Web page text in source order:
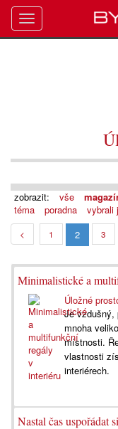
zobrazit: vše
téma
poradna vybrali
< 1 2 3
Minimalistické a
Úložné
Je
mnoha
místnosti.
vlastnosti
interiérech.
Nastal čas uspořádat
Toggle
navigation